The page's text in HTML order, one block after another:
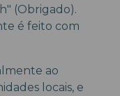
(Obrigado).
é feito com
ao
locais, e